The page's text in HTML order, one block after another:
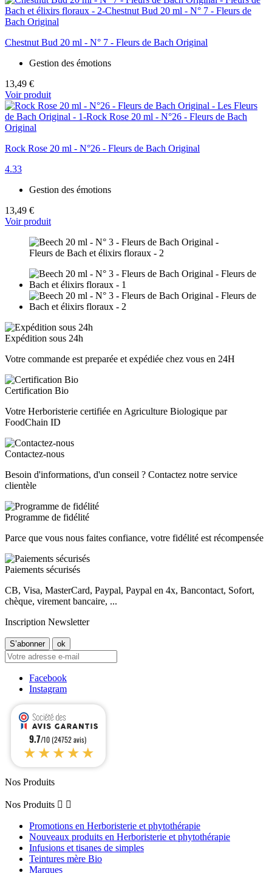
Chestnut Bud 20 ml - N° 7 - Fleurs de Bach Original
Gestion des émotions
13,49 €
Voir produit
Rock Rose 20 ml - N°26 - Fleurs de Bach Original
4.33
Gestion des émotions
13,49 €
Voir produit
Expédition sous 24h
Votre commande est preparée et expédiée chez vous en 24H
Certification Bio
Votre Herboristerie certifiée en Agriculture Biologique par
FoodChain ID
Contactez-nous
Besoin d'informations, d'un conseil ? Contactez notre service
clientèle
Programme de fidélité
Parce que vous nous faites confiance, votre fidélité est récompensée
Paiements sécurisés
CB, Visa, MasterCard, Paypal, Paypal en 4x, Bancontact, Sofort,
chèque, virement bancaire, ...
Inscription Newsletter
Facebook
Instagram
9.7/10 (24752 avis)
★★★★★
Nos Produits
Nos Produits  
Promotions en Herboristerie et phytothérapie
Nouveaux produits en Herboristerie et phytothérapie
Infusions et tisanes de simples
Teintures mère Bio
Marques